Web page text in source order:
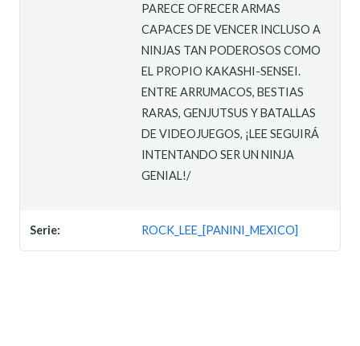
PARECE OFRECER ARMAS
CAPACES DE VENCER INCLUSO A
NINJAS TAN PODEROSOS COMO
EL PROPIO KAKASHI-SENSEI.
ENTRE ARRUMACOS, BESTIAS
RARAS, GENJUTSUS Y BATALLAS
DE VIDEOJUEGOS, ¡LEE SEGUIRÁ
INTENTANDO SER UN NINJA
GENIAL!/
Serie: ROCK_LEE_[PANINI_MEXICO]